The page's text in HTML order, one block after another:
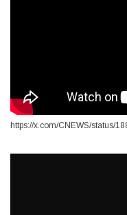
https://x.com/CNEWS/status/